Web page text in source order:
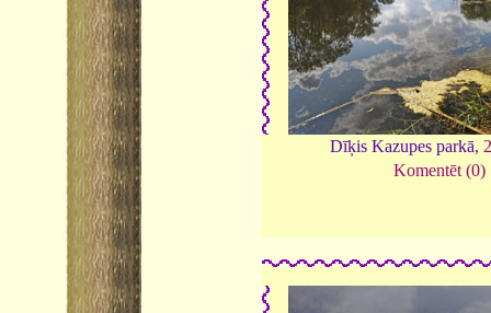
Dīķis Kazupes parkā,
Komentēt (0)